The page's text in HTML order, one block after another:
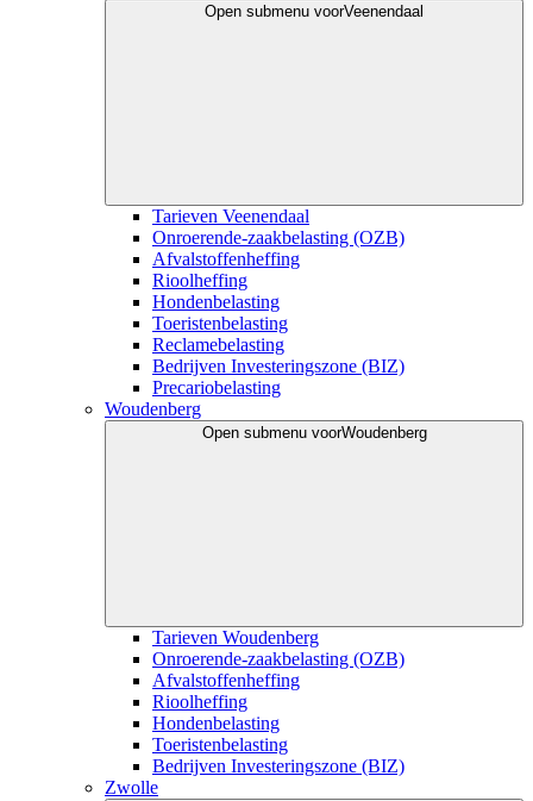
Open submenu voorVeenendaal
Tarieven Veenendaal
Onroerende-zaakbelasting (OZB)
Afvalstoffenheffing
Rioolheffing
Hondenbelasting
Toeristenbelasting
Reclamebelasting
Bedrijven Investeringszone (BIZ)
Precariobelasting
Woudenberg
Open submenu voorWoudenberg
Tarieven Woudenberg
Onroerende-zaakbelasting (OZB)
Afvalstoffenheffing
Rioolheffing
Hondenbelasting
Toeristenbelasting
Bedrijven Investeringszone (BIZ)
Zwolle